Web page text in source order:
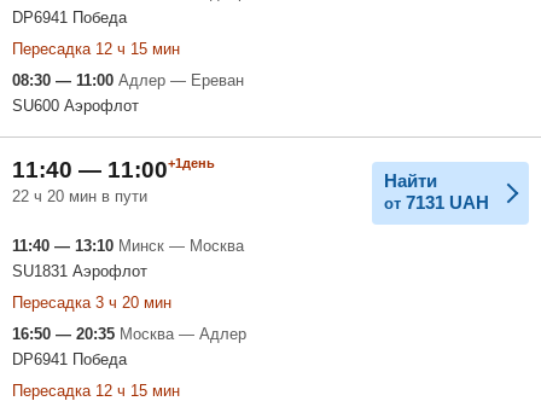
DP6941 Победа
Пересадка 12 ч 15 мин
08:30 — 11:00 Адлер — Ереван
SU600 Аэрофлот
11:40 — 11:00+1день
22 ч 20 мин в пути
Найти
от 7131 UAH
11:40 — 13:10 Минск — Москва
SU1831 Аэрофлот
Пересадка 3 ч 20 мин
16:50 — 20:35 Москва — Адлер
DP6941 Победа
Пересадка 12 ч 15 мин